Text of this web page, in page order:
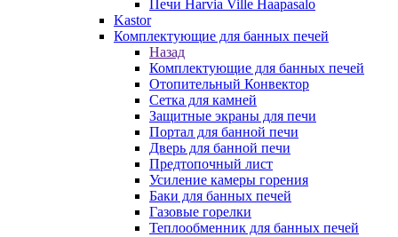
Печи Harvia Ville Haapasalo
Kastor
Комплектующие для банных печей
Назад
Комплектующие для банных печей
Отопительный Конвектор
Сетка для камней
Защитные экраны для печи
Портал для банной печи
Дверь для банной печи
Предтопочный лист
Усиление камеры горения
Баки для банных печей
Газовые горелки
Теплообменник для банных печей